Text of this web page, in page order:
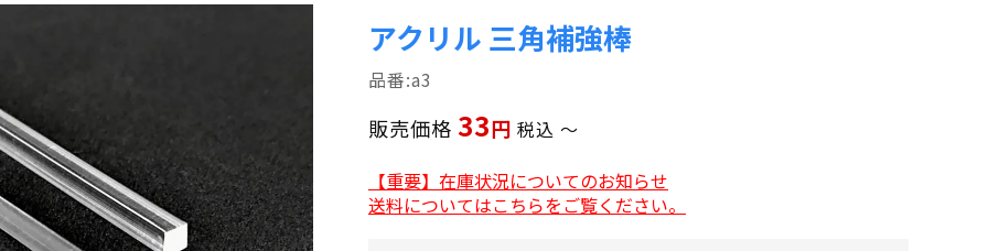
アクリル 三角補強棒
a3
販売価格 33 税込 〜
【重要】在庫状況についてのお知らせ
送料についてはこちらをご覧ください。